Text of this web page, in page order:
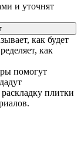
и уточнят
как будет
как
помогут
плитки